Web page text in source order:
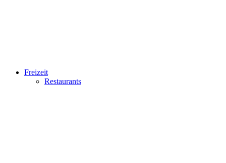
Freizeit
Restaurants